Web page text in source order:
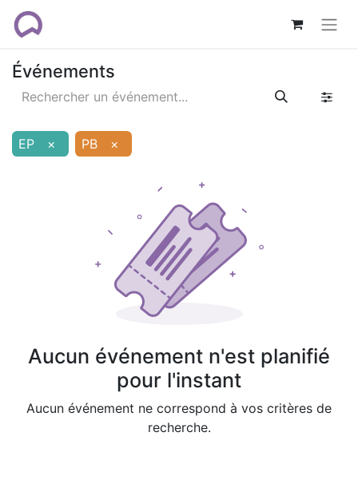
Événements
EP × PB ×
Aucun événement n'est planifié
pour l'instant
Aucun événement ne correspond à vos critères de
recherche.